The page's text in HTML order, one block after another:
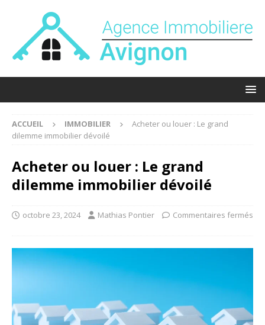
ACCUEIL IMMOBILIER
Acheter ou louer : Le grand
dilemme immobilier dévoilé
Acheter ou louer : Le grand
dilemme immobilier dévoilé
octobre 23, 2024 Mathias Pontier Commentaires fermés